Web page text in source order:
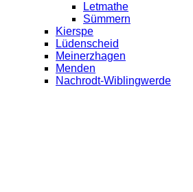
Letmathe
Sümmern
Kierspe
Lüdenscheid
Meinerzhagen
Menden
Nachrodt-Wiblingwerde